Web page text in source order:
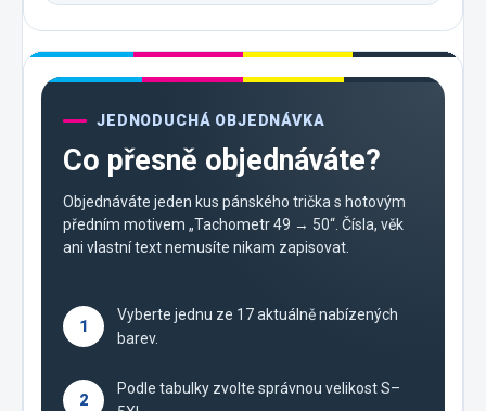
JEDNODUCHÁ OBJEDNÁVKA
Co přesně objednáváte?
Objednáváte jeden kus pánského trička s hotovým
předním motivem „Tachometr 49 → 50“. Čísla, věk
ani vlastní text nemusíte nikam zapisovat.
1
Vyberte jednu ze 17 aktuálně nabízených
barev.
2
Podle tabulky zvolte správnou velikost S–